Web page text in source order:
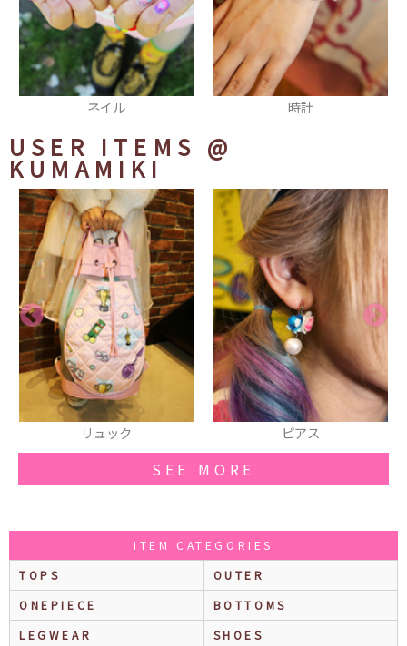
時計 スカート
USER ITEMS @
KUMAMIKI
ピアス トートバッグ
SEE MORE
ITEM CATEGORIES
TOPS
OUTER
ONEPIECE
BOTTOMS
LEGWEAR
SHOES